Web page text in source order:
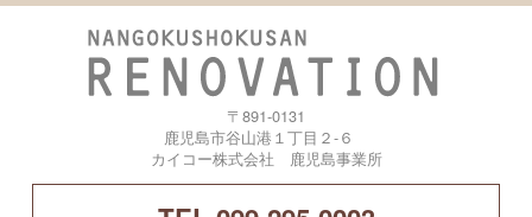
〒891-0131
鹿児島市谷山港１丁目２-６
カイコー株式会社 鹿児島事業所